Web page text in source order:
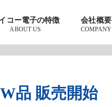
コー電子の特徴
ABOUT US
会社概要
COMPANY
品 販売開始